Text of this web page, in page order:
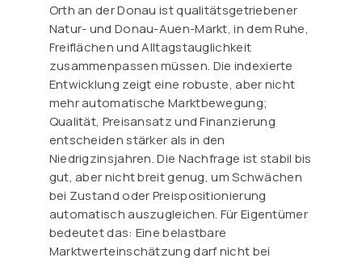
Orth an der Donau ist qualitätsgetriebener
Natur- und Donau-Auen-Markt, in dem Ruhe,
Freiflächen und Alltagstauglichkeit
zusammenpassen müssen. Die indexierte
Entwicklung zeigt eine robuste, aber nicht
mehr automatische Marktbewegung;
Qualität, Preisansatz und Finanzierung
entscheiden stärker als in den
Niedrigzinsjahren. Die Nachfrage ist stabil bis
gut, aber nicht breit genug, um Schwächen
bei Zustand oder Preispositionierung
automatisch auszugleichen. Für Eigentümer
bedeutet das: Eine belastbare
Marktwerteinschätzung darf nicht bei